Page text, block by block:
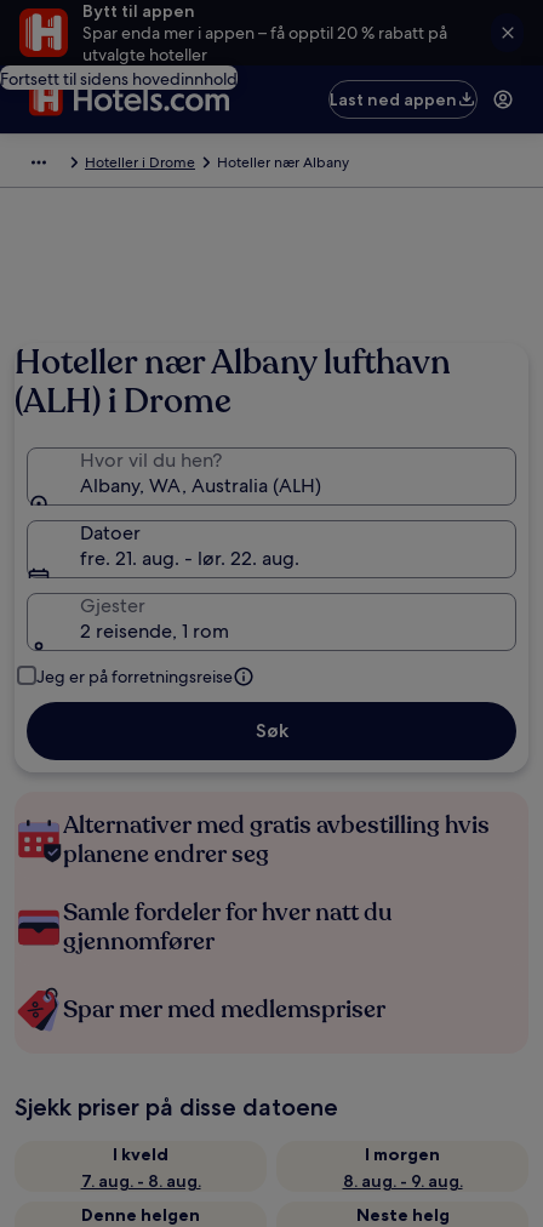
Bytt til appen
Spar enda mer i appen – få opptil 20 % rabatt på
utvalgte hoteller
Fortsett til sidens hovedinnhold
Last ned appen
Hoteller i Drome Hoteller nær Albany
Hoteller nær Albany lufthavn
(ALH) i Drome
Hvor vil du hen?
Albany, WA, Australia (ALH)
Datoer
fre. 21. aug. - lør. 22. aug.
Gjester
2 reisende, 1 rom
Jeg er på forretningsreise
Søk
Alternativer med gratis avbestilling hvis
planene endrer seg
Samle fordeler for hver natt du
gjennomfører
Spar mer med medlemspriser
Sjekk priser på disse datoene
I kveld
7. aug. - 8. aug.
I morgen
8. aug. - 9. aug.
Denne helgen
Neste helg